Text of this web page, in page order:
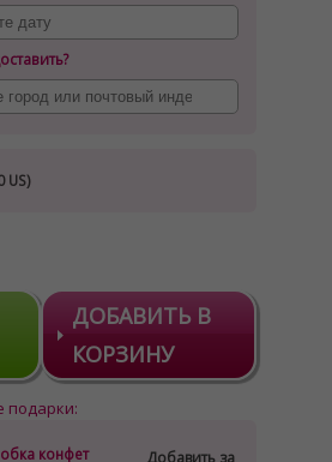
US)
ДОБАВИТЬ В
КОРЗИНУ
подарки:
конфет